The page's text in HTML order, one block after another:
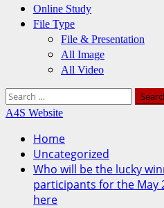
Online Study
File Type
File & Presentation
All Image
All Video
Search
for:
A4S Website
Home
Uncategorized
Who will be the lucky
participants for the May
here